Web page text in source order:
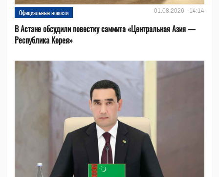
Официальные новости 01.08.2026 - 14:14
В Астане обсудили повестку саммита «Центральная Азия —
Республика Корея»